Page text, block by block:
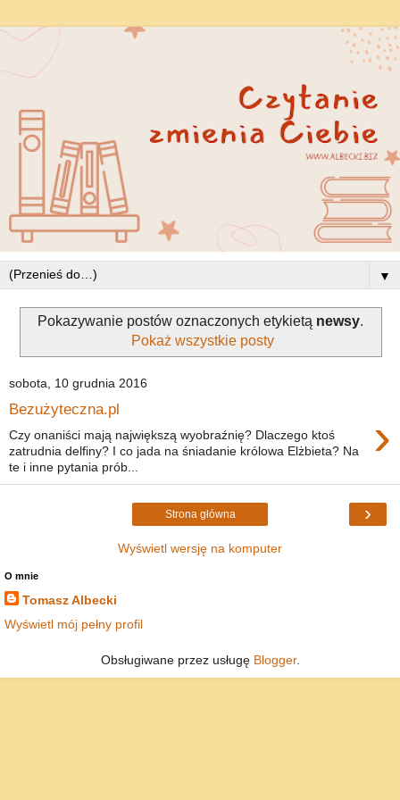
▼
Pokazywanie postów oznaczonych etykietą newsy.
Pokaż wszystkie posty
sobota, 10 grudnia 2016
Bezużyteczna.pl ›
Czy onaniści mają największą wyobraźnię? Dlaczego ktoś
zatrudnia delfiny? I co jada na śniadanie królowa Elżbieta? Na
te i inne pytania prób...
›
Strona główna
Wyświetl wersję na komputer
O mnie
Tomasz Albecki
Wyświetl mój pełny profil
Obsługiwane przez usługę Blogger.